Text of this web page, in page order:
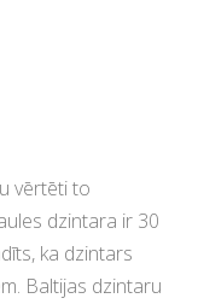
vērtēti to
dzintara ir 30
ka dzintars
Baltijas dzintaru